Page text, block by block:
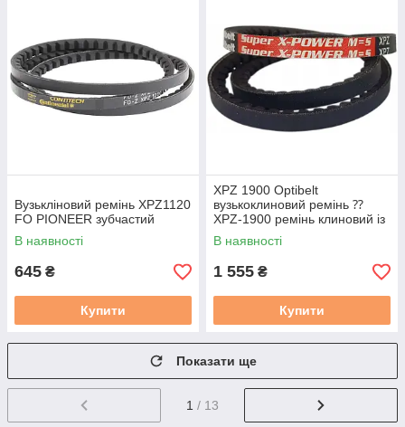
Вузькліновий ремінь XPZ1120
FO PIONEER зубчастий
В наявності
645 ₴
Купити
XPZ 1900 Optibelt
вузькоклиновий ремінь ⁇
XPZ-1900 ремінь клиновий із
фасонним зубом
В наявності
1 555 ₴
Купити
Показати ще
1 / 13